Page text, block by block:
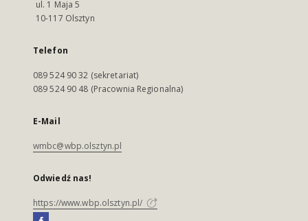
ul. 1 Maja 5
10-117 Olsztyn
Telefon
089 524 90 32 (sekretariat)
089 524 90 48 (Pracownia Regionalna)
E-Mail
wmbc@wbp.olsztyn.pl
Odwiedź nas!
https://www.wbp.olsztyn.pl/